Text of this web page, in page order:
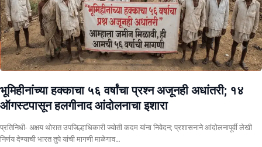
भूमिहीनांच्या हक्काचा ५६ वर्षांचा प्रश्न अजूनही अधांतरी; १४
ऑगस्टपासून हलगीनाद आंदोलनाचा इशारा
प्रतिनिधी- अक्षय थोरात उपजिल्हाधिकारी ज्योती कदम यांना निवेदन; प्रशासनाने आंदोलनापूर्वी लेखी
निर्णय देण्याची भारत तुपे यांची मागणी माळेगाव…